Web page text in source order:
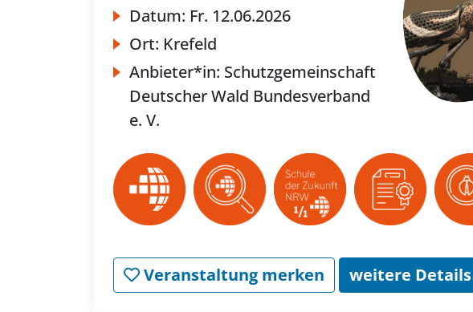
Datum: Fr. 12.06.2026
Ort: Krefeld
Anbieter*in: Schutzgemeinschaft
Deutscher Wald Bundesverband
e. V.
Veranstaltung merken weitere Details